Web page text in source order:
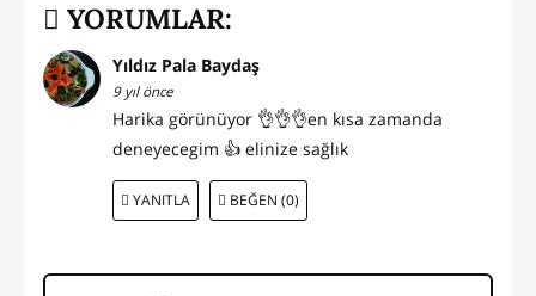
YORUMLAR:
Yıldız Pala Baydaş
9 yıl önce
Harika görünüyor 👌👌👌en kısa zamanda
deneyecegim 👍 elinize sağlık
YANITLA BEĞEN (0)